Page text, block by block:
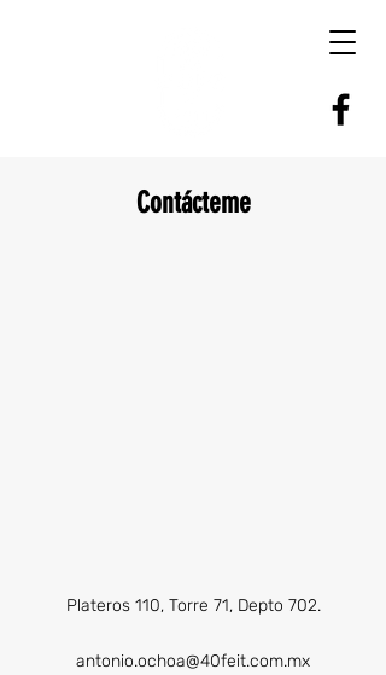
Contácteme
Plateros 110, Torre 71, Depto 702.
antonio.ochoa@40feit.com.mx